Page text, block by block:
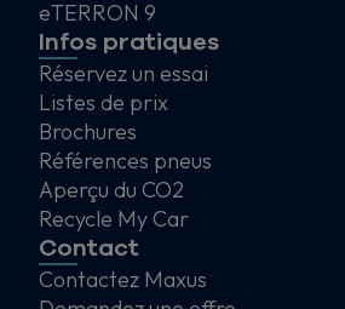
eTERRON 9
Infos pratiques
Réservez un essai
Listes de prix
Brochures
Références pneus
Aperçu du CO2
Recycle My Car
Contact
Contactez Maxus